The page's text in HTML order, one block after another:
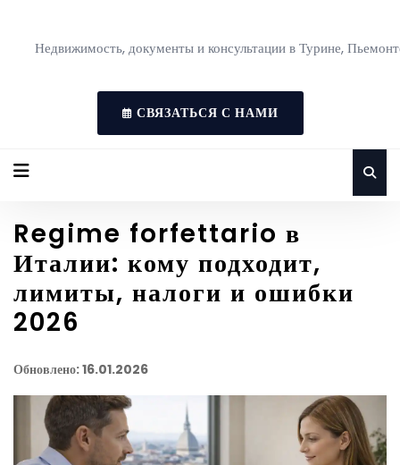
Недвижимость, документы и консультации в Турине,
СВЯЗАТЬСЯ С НАМИ
Regime forfettario в
Италии: кому подходит,
лимиты, налоги и ошибки
2026
Обновлено: 16.01.2026